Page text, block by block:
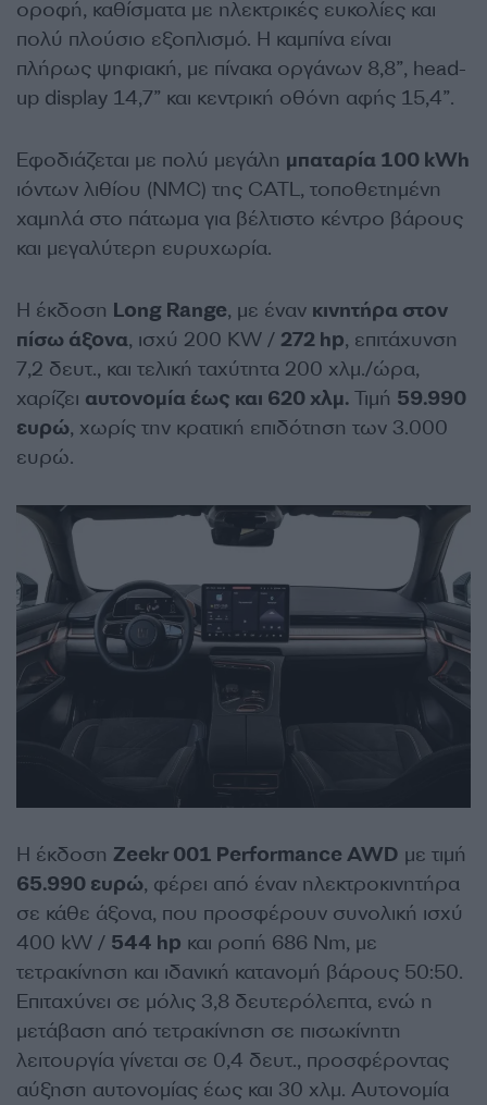
οροφή, καθίσματα με ηλεκτρικές ευκολίες και
πολύ πλούσιο εξοπλισμό. Η καμπίνα είναι
πλήρως ψηφιακή, με πίνακα οργάνων 8,8”, head-
up display 14,7” και κεντρική οθόνη αφής 15,4”.
Εφοδιάζεται με πολύ μεγάλη μπαταρία 100 kWh
ιόντων λιθίου (NMC) της CATL, τοποθετημένη
χαμηλά στο πάτωμα για βέλτιστο κέντρο βάρους
και μεγαλύτερη ευρυχωρία.
Η έκδοση Long Range, με έναν κινητήρα στον
πίσω άξονα, ισχύ 200 KW / 272 hp, επιτάχυνση
7,2 δευτ., και τελική ταχύτητα 200 χλμ./ώρα,
χαρίζει αυτονομία έως και 620 χλμ. Τιμή 59.990
ευρώ, χωρίς την κρατική επιδότηση των 3.000
ευρώ.
Η έκδοση Zeekr 001 Performance AWD με τιμή
65.990 ευρώ, φέρει από έναν ηλεκτροκινητήρα
σε κάθε άξονα, που προσφέρουν συνολική ισχύ
400 kW / 544 hp και ροπή 686 Nm, με
τετρακίνηση και ιδανική κατανομή βάρους 50:50.
Επιταχύνει σε μόλις 3,8 δευτερόλεπτα, ενώ η
μετάβαση από τετρακίνηση σε πισωκίνητη
λειτουργία γίνεται σε 0,4 δευτ., προσφέροντας
αύξηση αυτονομίας έως και 30 χλμ. Αυτονομία